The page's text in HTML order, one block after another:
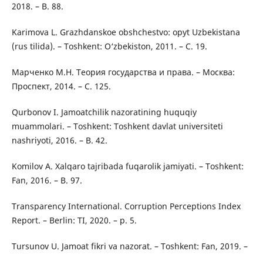
2018. – B. 88.
Karimova L. Grazhdanskoe obshchestvo: opyt Uzbekistana
(rus tilida). – Toshkent: O‘zbekiston, 2011. – С. 19.
Марченко М.Н. Теория государства и права. – Москва:
Проспект, 2014. – С. 125.
Qurbonov I. Jamoatchilik nazoratining huquqiy
muammolari. – Toshkent: Toshkent davlat universiteti
nashriyoti, 2016. – B. 42.
Komilov A. Xalqaro tajribada fuqarolik jamiyati. – Toshkent:
Fan, 2016. – B. 97.
Transparency International. Corruption Perceptions Index
Report. – Berlin: TI, 2020. – p. 5.
Tursunov U. Jamoat fikri va nazorat. – Toshkent: Fan, 2019. –